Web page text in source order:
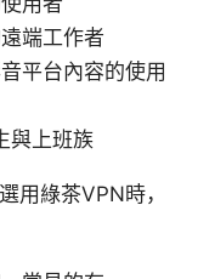
端工作者
平台內容的使用
與上班族
用綠茶VPN時，